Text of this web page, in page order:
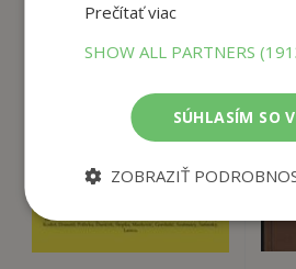
Prečítať viac
SHOW ALL PARTNERS
SÚHLASÍM SO
ZOBRAZIŤ